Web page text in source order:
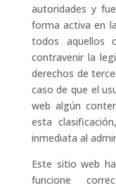
autoridades y
forma activa en
todos aquellos
contravenir la
derechos de
caso de que el
web algún
esta
inmediata al
Este sitio web
funcione